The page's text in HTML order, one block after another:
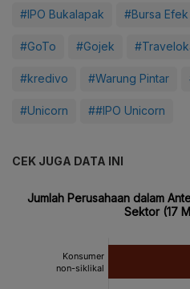
#IPO Bukalapak #Bursa
#GoTo #Gojek
#kredivo #Warung Pintar
#Unicorn ##IPO Unicorn
CEK JUGA DATA INI